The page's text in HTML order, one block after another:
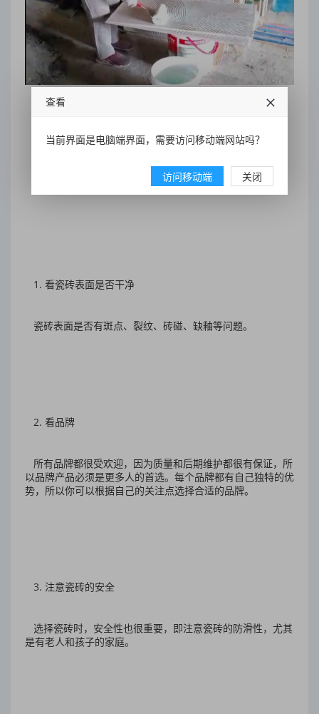
1. 看瓷砖表面是否干净
瓷砖表面是否有斑点、裂纹、砖碰、缺釉等问题。
2. 看品牌
所有品牌都很受欢迎，因为质量和后期维护都很有保证，所
以品牌产品必须是更多人的首选。每个品牌都有自己独特的优
势，所以你可以根据自己的关注点选择合适的品牌。
3. 注意瓷砖的安全
选择瓷砖时，安全性也很重要，即注意瓷砖的防滑性，尤其
是有老人和孩子的家庭。
查看
当前界面是电脑端界面，需要访问移动端网站吗？
访问移动端 关闭